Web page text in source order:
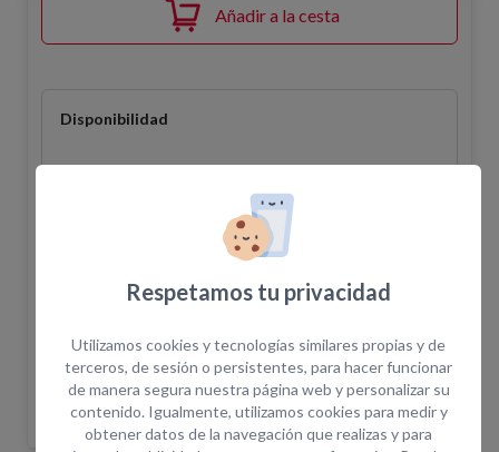
Añadir a la cesta
Disponibilidad
El pedido en la web no confirma la disponibilidad
del equipo. Una vez realizada la solicitud un
asesor le confirmará disponibilidad.
¿Cuántas horas incluye el alquiler?
Más de 200 empleados para darte el soporte que
necesitas.
Asistencia técnica in situ y servicio de combustible.
Respetamos tu privacidad
Utilizamos cookies y tecnologías similares propias y de
terceros, de sesión o persistentes, para hacer funcionar
de manera segura nuestra página web y personalizar su
contenido. Igualmente, utilizamos cookies para medir y
obtener datos de la navegación que realizas y para